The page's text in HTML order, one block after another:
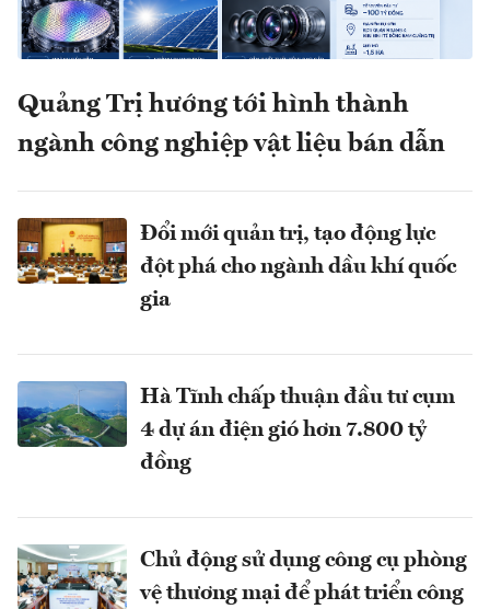
Quảng Trị hướng tới hình thành
ngành công nghiệp vật liệu bán dẫn
Đổi mới quản trị, tạo động lực
đột phá cho ngành dầu khí quốc
gia
Hà Tĩnh chấp thuận đầu tư cụm
4 dự án điện gió hơn 7.800 tỷ
đồng
Chủ động sử dụng công cụ phòng
vệ thương mại để phát triển công